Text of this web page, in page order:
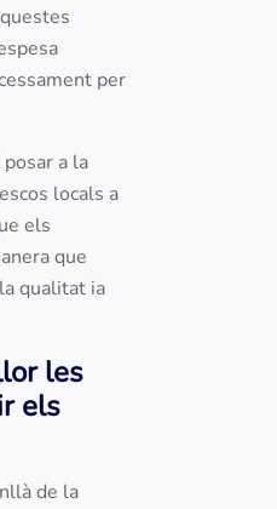
per
a la
locals a
els
que
qualitat ia
les
els
de la